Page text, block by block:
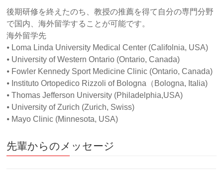
後期研修を終えたのち、教授の推薦を得て自分の専門分野
で国内、海外留学することが可能です。
海外留学先
⦁ Loma Linda University Medical Center (Califolnia, USA)
⦁ University of Western Ontario (Ontario, Canada)
⦁ Fowler Kennedy Sport Medicine Clinic (Ontario, Canada)
⦁ Instituto Ortopedico Rizzoli of Bologna（Bologna, Italia)
⦁ Thomas Jefferson University (Philadelphia,USA)
⦁ University of Zurich (Zurich, Swiss)
⦁ Mayo Clinic (Minnesota, USA)
先輩からのメッセージ